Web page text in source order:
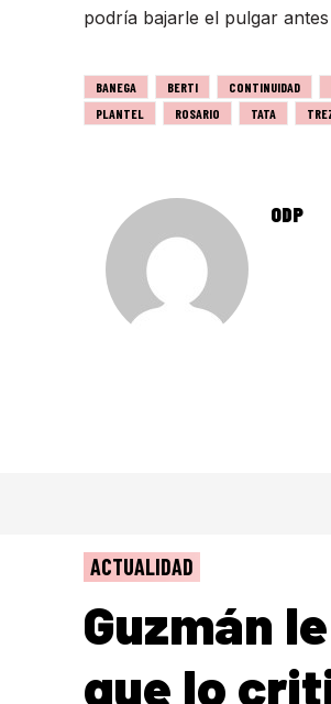
podría bajarle el pulgar
BANEGA BERTI CONTINUIDAD
PLANTEL
ROSARIO TATA
ODP